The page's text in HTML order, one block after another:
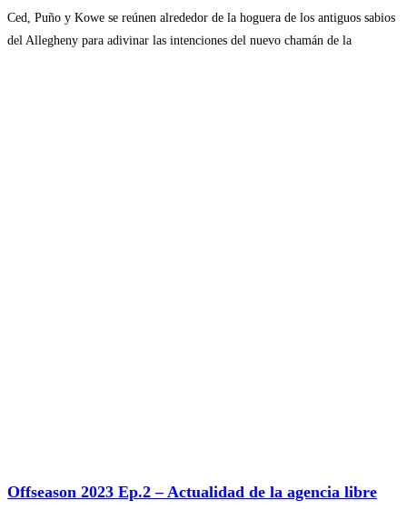
Ced, Puño y Kowe se reúnen alrededor de la hoguera de los antiguos sabios
del Allegheny para adivinar las intenciones del nuevo chamán de la
Offseason 2023 Ep.2 – Actualidad de la agencia libre